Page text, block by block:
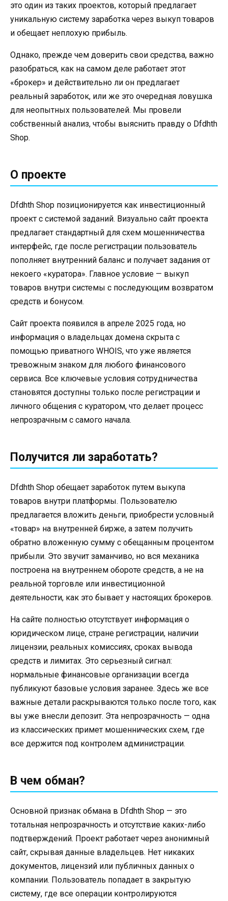
это один из таких проектов, который предлагает
уникальную систему заработка через выкуп товаров
и обещает неплохую прибыль.
Однако, прежде чем доверить свои средства, важно
разобраться, как на самом деле работает этот
«брокер» и действительно ли он предлагает
реальный заработок, или же это очередная ловушка
для неопытных пользователей. Мы провели
собственный анализ, чтобы выяснить правду о Dfdhth
Shop.
О проекте
Dfdhth Shop позиционируется как инвестиционный
проект с системой заданий. Визуально сайт проекта
предлагает стандартный для схем мошенничества
интерфейс, где после регистрации пользователь
пополняет внутренний баланс и получает задания от
некоего «куратора». Главное условие — выкуп
товаров внутри системы с последующим возвратом
средств и бонусом.
Сайт проекта появился в апреле 2025 года, но
информация о владельцах домена скрыта с
помощью приватного WHOIS, что уже является
тревожным знаком для любого финансового
сервиса. Все ключевые условия сотрудничества
становятся доступны только после регистрации и
личного общения с куратором, что делает процесс
непрозрачным с самого начала.
Получится ли заработать?
Dfdhth Shop обещает заработок путем выкупа
товаров внутри платформы. Пользователю
предлагается вложить деньги, приобрести условный
«товар» на внутренней бирже, а затем получить
обратно вложенную сумму с обещанным процентом
прибыли. Это звучит заманчиво, но вся механика
построена на внутреннем обороте средств, а не на
реальной торговле или инвестиционной
деятельности, как это бывает у настоящих брокеров.
На сайте полностью отсутствует информация о
юридическом лице, стране регистрации, наличии
лицензии, реальных комиссиях, сроках вывода
средств и лимитах. Это серьезный сигнал:
нормальные финансовые организации всегда
публикуют базовые условия заранее. Здесь же все
важные детали раскрываются только после того, как
вы уже внесли депозит. Эта непрозрачность — одна
из классических примет мошеннических схем, где
все держится под контролем администрации.
В чем обман?
Основной признак обмана в Dfdhth Shop — это
тотальная непрозрачность и отсутствие каких-либо
подтверждений. Проект работает через анонимный
сайт, скрывая данные владельцев. Нет никаких
документов, лицензий или публичных данных о
компании. Пользователь попадает в закрытую
систему, где все операции контролируются